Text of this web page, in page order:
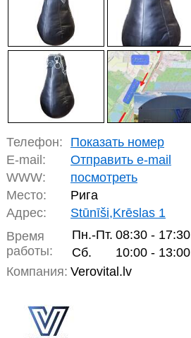
Телефон:
Показать номер
E-mail:
Отправить e-mail
WWW:
посмотреть
Место:
Рига
Адрес:
Stūnīši,Krēslas 1
Время
работы:
Пн.-Пт. 08:30 - 17:30
Сб.
10:00 - 13:00
Компания: Verovital.lv